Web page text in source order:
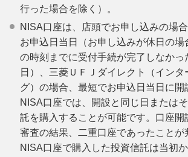
行った場合を除く）。
NISA口座は、店頭でお申し込みの場合
お申込日当日（お申し込みが休日の場
の時刻までに受付手続が完了しなかっ
日）、三菱ＵＦＪダイレクト（インタ
グ）の場合、最短でお申込日当日に開
NISA口座では、開設と同じ日または
託を購入することが可能です。口座開
審査の結果、二重口座であったことが
NISA口座で購入した投資信託は当初